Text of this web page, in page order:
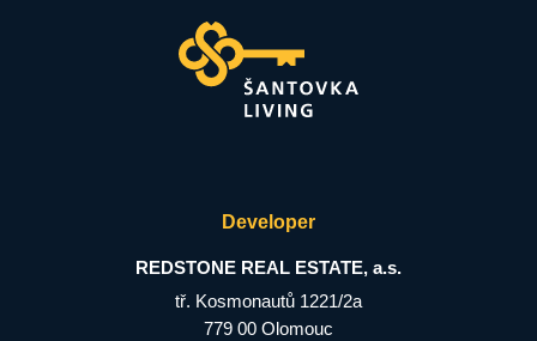
Developer
REDSTONE REAL ESTATE, a.s.
tř. Kosmonautů 1221/2a
779 00 Olomouc